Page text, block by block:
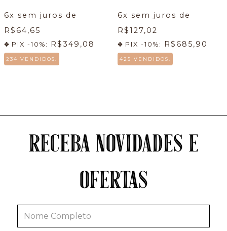
6x sem juros de
R$64,65
PIX -10%: R$349,08
234 VENDIDOS.
6x sem juros de
R$127,02
PIX -10%: R$685,90
425 VENDIDOS.
RECEBA NOVIDADES E
OFERTAS